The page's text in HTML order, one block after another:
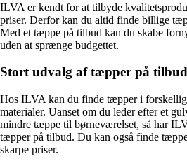
ILVA er kendt for at tilbyde
priser. Derfor kan du altid finde billige
Med et tæppe på tilbud kan du skabe
uden at sprænge budgettet.
Stort udvalg af tæpper på tilbud
Hos ILVA kan du finde tæpper i
materialer. Uanset om du leder efter et
mindre tæppe til børneværelset, så har
tæpper på tilbud. Du kan også finde
skarpe priser.